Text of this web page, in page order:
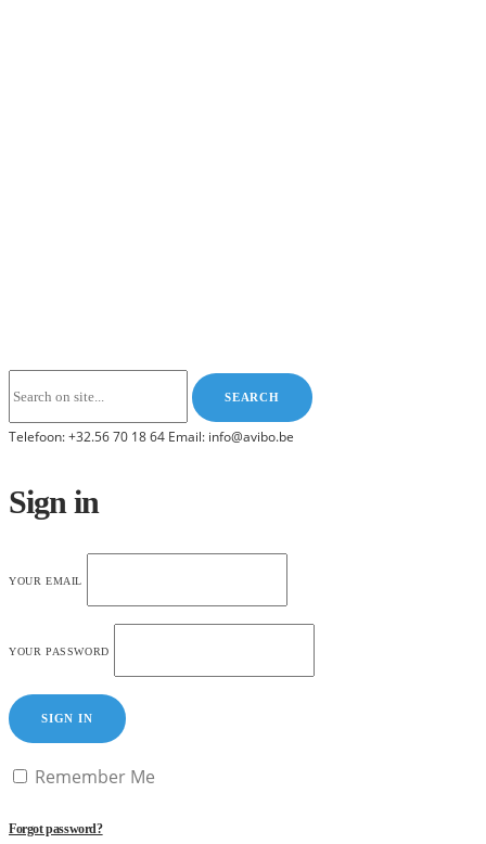
Telefoon: +32.56 70 18 64 Email: info@avibo.be
Sign in
YOUR EMAIL
YOUR PASSWORD
SIGN IN
Remember Me
Forgot password?